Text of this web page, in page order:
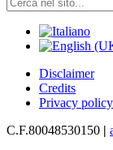
Disclaimer
Credits
Privacy policy
C.F.80048530150 |